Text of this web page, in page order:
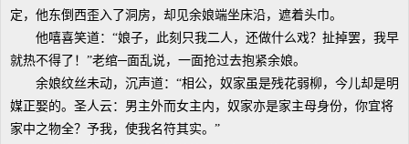
定，他东倒西歪入了洞房，却见余娘端坐床沿，遮着头巾。
他嘻喜笑道：“娘子，此刻只我二人，还做什么戏？扯掉罢，我早
就热不得了！”老绾─面乱说，一面抢过去抱紧余娘。
余娘纹丝未动，沉声道：“相公，奴家虽是残花弱柳，今儿却是明
媒正娶的。圣人云：男主外而女主内，奴家亦是家主母身份，你宜将
家中之物全？予我，使我名符其实。”